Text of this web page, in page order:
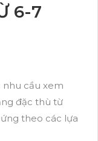
6-7
nhu cầu xem
đặc thù từ
theo các lựa